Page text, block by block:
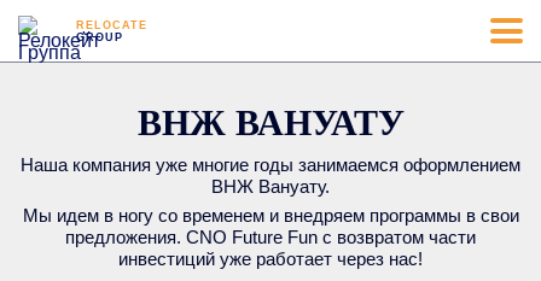
RELOCATE
GROUP
ВНЖ ВАНУАТУ
Наша компания уже многие годы занимаемся оформлением
ВНЖ Вануату.
Мы идем в ногу со временем и внедряем программы в свои
предложения. CNO Future Fun с возвратом части
инвестиций уже работает через нас!